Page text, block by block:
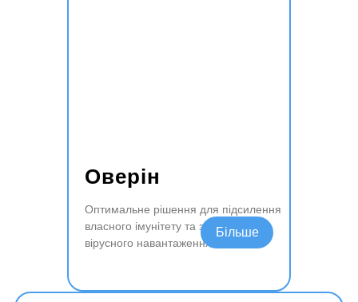
Оверін
Оптимальне рішення для підсилення
власного імунітету та зниження
вірусного навантаження
Читати далі